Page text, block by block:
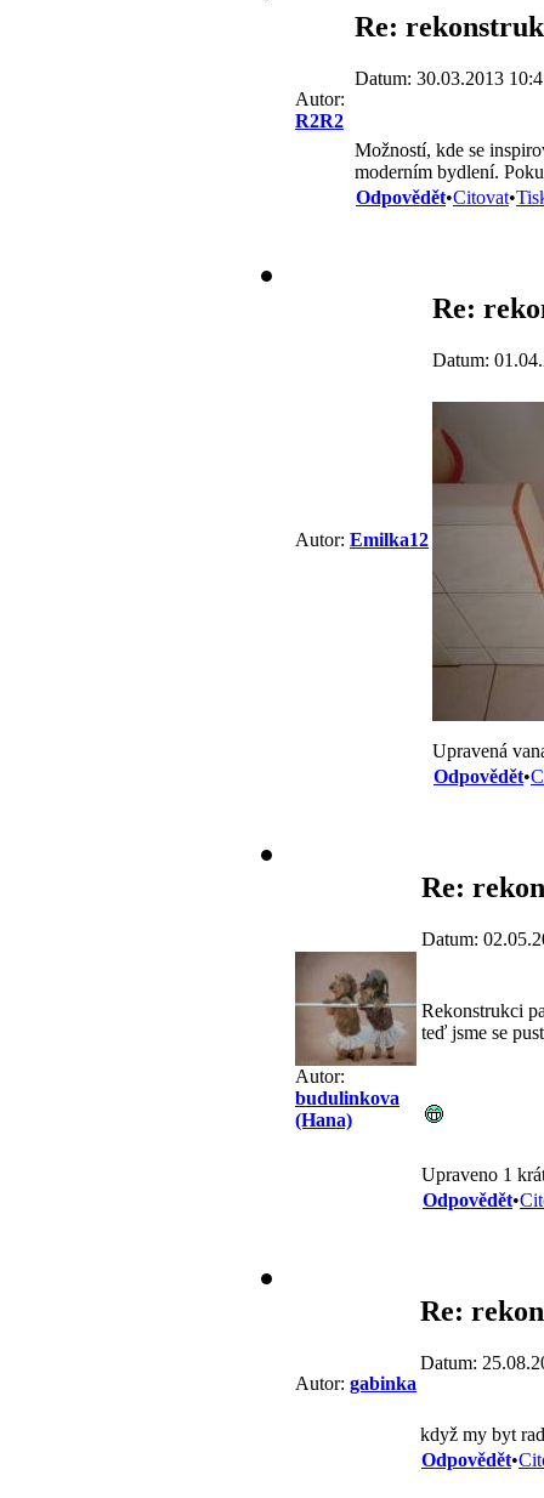
Autor:
R2R2
Re:
Datum: 30.03.2013
Možností, kde se
moderním bydlení.
Odpovědět•Citovat•
Autor: Emilka12
Re:
Datum:
Upravená
Odpovědět•
Autor:
budulinkova
(Hana)
Re:
Datum:
Rekonstrukci
teď jsme se
Upraveno 1
Odpovědět•
Autor: gabinka
Re:
Datum:
když my byt
Odpovědět•